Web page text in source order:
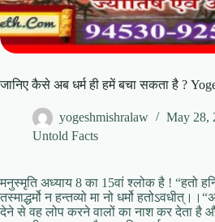
जानिए कैसे अब धर्म ही हमें बचा सकता है ?
yogeshmishralaw
May 28,
Untold Facts
मनुस्मृति अध्याय 8 का 15वां श्लोक है ! “हतो हन्ति
तस्माद्धर्मो न हन्तव्यो मा नो धर्मो
देने से वह लोप करने वालों का नाश कर देता है